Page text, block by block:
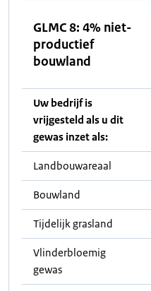
GLMC 8: 4% niet-
productief
bouwland
Uw bedrijf is
vrijgesteld als u dit
gewas inzet als:
Landbouwareaal
Bouwland
Tijdelijk grasland
Vlinderbloemig
gewas